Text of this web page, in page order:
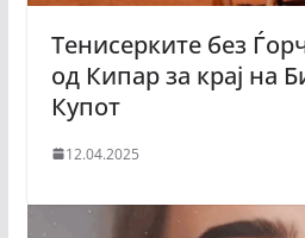
Тенисерките без
од Кипар за крај на
Купот
12.04.2025